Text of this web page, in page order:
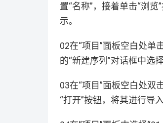
置“名称”，接着单击“浏
示。
02在“项目”面板空白处单
的“新建序列”对话框中选
03在“项目”面板空白处双
“打开”按钮，将其进行导入